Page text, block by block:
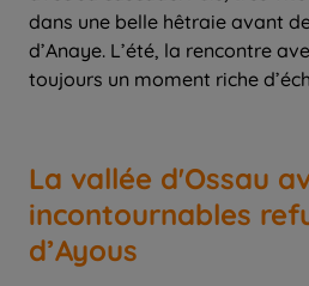
dans une belle hêtraie avant
d’Anaye. L’été, la rencontre
toujours un moment riche
La vallée d'Ossau
incontournables
d’Ayous